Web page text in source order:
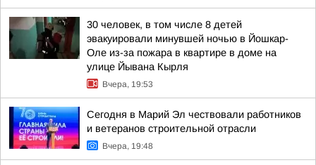
30 человек, в том числе 8 детей
эвакуировали минувшей ночью в Йошкар-
Оле из-за пожара в квартире в доме на
улице Йывана Кырля
Вчера, 19:53
Сегодня в Марий Эл чествовали работников
и ветеранов строительной отрасли
Вчера, 19:48